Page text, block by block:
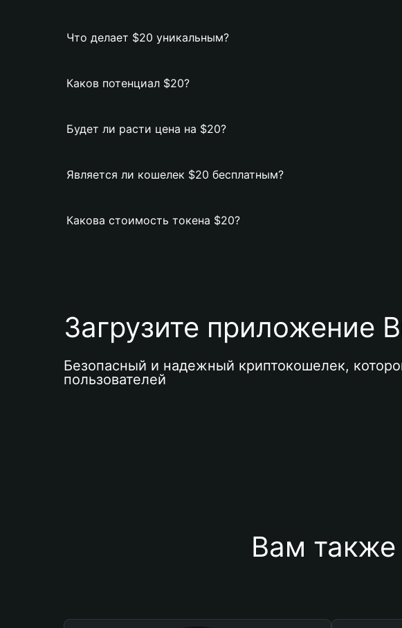
Что делает $20 уникальным?
Каков потенциал $20?
Будет ли расти цена на $20?
Является ли кошелек $20 бесплатным?
Какова стоимость токена $20?
Загрузите приложение
Безопасный и надежный криптокошелек,
пользователей
Вам также